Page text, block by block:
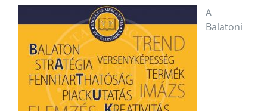
A
Balatoni